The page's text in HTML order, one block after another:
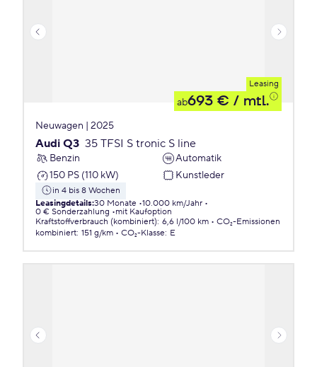
Leasing
ab693 € / mtl.
Neuwagen | 2025
Audi Q3 35 TFSI S tronic S line
Benzin
Automatik
150 PS (110 kW)
Kunstleder
in 4 bis 8 Wochen
Leasingdetails:30 Monate 10.000 km/Jahr
0 € Sonderzahlung
mit Kaufoption
Kraftstoffverbrauch (kombiniert): 6,6 l/100 km
CO₂-Emissionen
kombiniert: 151 g/km CO₂-Klasse: E